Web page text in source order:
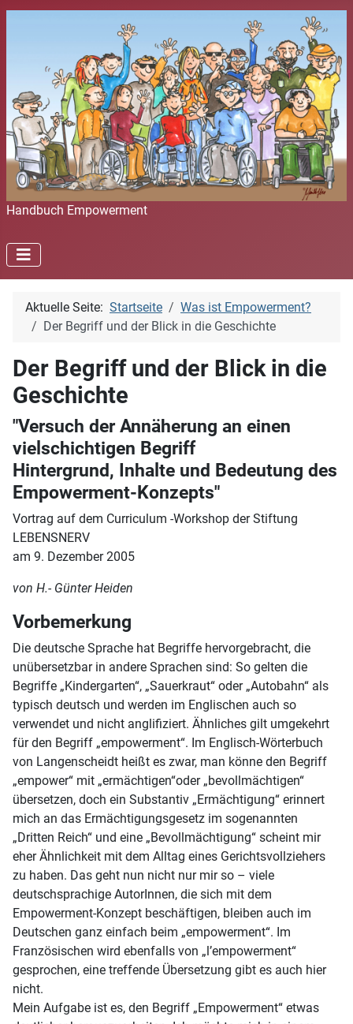
Handbuch Empowerment
Aktuelle Seite: Startseite
Was ist Empowerment?
Der Begriff und der Blick in die Geschichte
Der Begriff und der Blick in die
Geschichte
"Versuch der Annäherung an einen
vielschichtigen Begriff
Hintergrund, Inhalte und Bedeutung des
Empowerment-Konzepts"
Vortrag auf dem Curriculum -Workshop der Stiftung
LEBENSNERV
am 9. Dezember 2005
von H.- Günter Heiden
Vorbemerkung
Die deutsche Sprache hat Begriffe hervorgebracht, die
unübersetzbar in andere Sprachen sind: So gelten die
Begriffe „Kindergarten“, „Sauerkraut“ oder „Autobahn“ als
typisch deutsch und werden im Englischen auch so
verwendet und nicht anglifiziert. Ähnliches gilt umgekehrt
für den Begriff „empowerment“. Im Englisch-Wörterbuch
von Langenscheidt heißt es zwar, man könne den Begriff
„empower“ mit „ermächtigen“oder „bevollmächtigen“
übersetzen, doch ein Substantiv „Ermächtigung“ erinnert
mich an das Ermächtigungsgesetz im sogenannten
„Dritten Reich“ und eine „Bevollmächtigung“ scheint mir
eher Ähnlichkeit mit dem Alltag eines Gerichtsvollziehers
zu haben. Das geht nun nicht nur mir so – viele
deutschsprachige AutorInnen, die sich mit dem
Empowerment-Konzept beschäftigen, bleiben auch im
Deutschen ganz einfach beim „empowerment“. Im
Französischen wird ebenfalls von „l’empowerment“
gesprochen, eine treffende Übersetzung gibt es auch hier
nicht.
Mein Aufgabe ist es, den Begriff „Empowerment“ etwas